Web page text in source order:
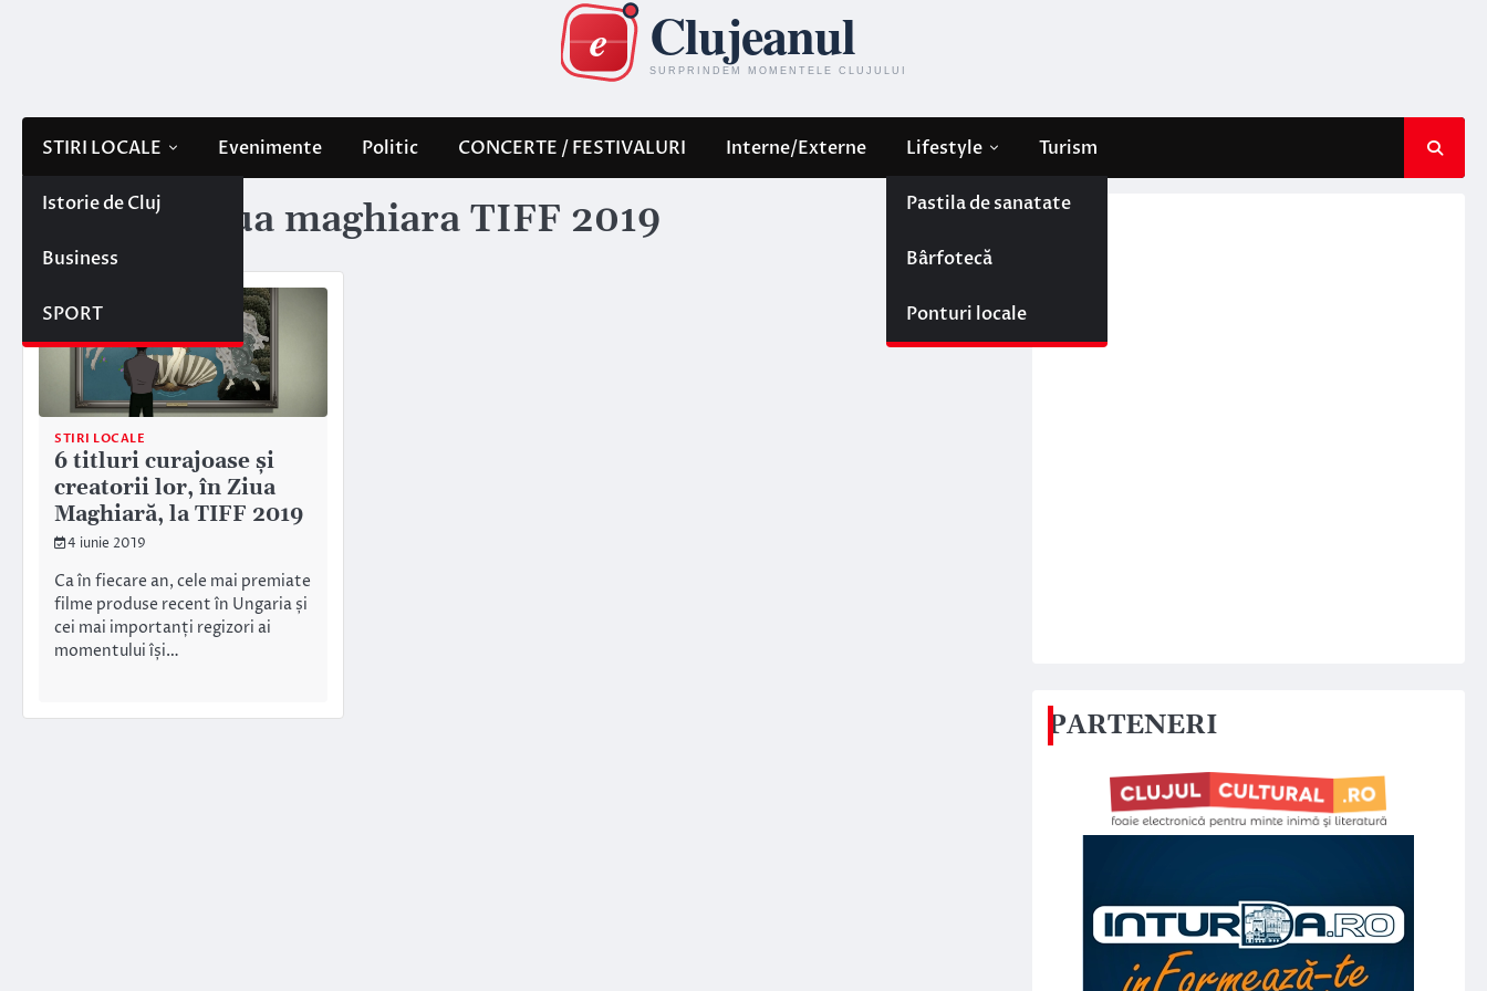
STIRI LOCALE
Istorie de Cluj
Business
SPORT
Evenimente Politic CONCERTE / FESTIVALURI Interne/Externe Lifestyle
Pastila de sanatate
Bârfotecă
Ponturi locale
Turism
Etichetă: ziua maghiara TIFF 2019
STIRI LOCALE
6 titluri curajoase și
creatorii lor, în Ziua
Maghiară, la TIFF 2019
4 iunie 2019
Ca în fiecare an, cele mai premiate
filme produse recent în Ungaria și
cei mai importanți regizori ai
momentului își…
PARTENERI